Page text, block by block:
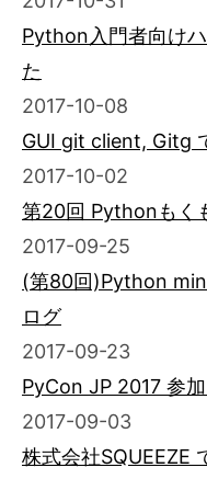
Python入門者向け
た
2017-10-08
GUI git client, Gitg
2017-10-02
第20回 Pythonもく
2017-09-25
(第80回)Python
ログ
2017-09-23
PyCon JP 2017 参
2017-09-03
株式会社SQUEEZE